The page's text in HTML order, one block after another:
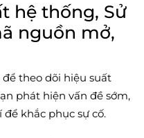
hệ thống, Sử
nguồn mở,
theo dõi hiệu suất
phát hiện vấn đề sớm,
khắc phục sự cố.